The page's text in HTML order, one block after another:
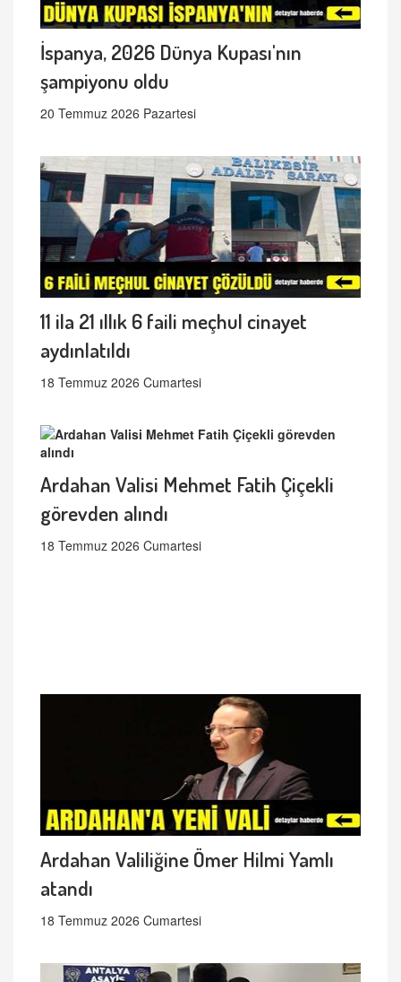
İspanya, 2026 Dünya Kupası'nın
şampiyonu oldu
20 Temmuz 2026 Pazartesi
11 ila 21 ıllık 6 faili meçhul cinayet
aydınlatıldı
18 Temmuz 2026 Cumartesi
Ardahan Valisi Mehmet Fatih Çiçekli
görevden alındı
18 Temmuz 2026 Cumartesi
Ardahan Valiliğine Ömer Hilmi Yamlı
atandı
18 Temmuz 2026 Cumartesi